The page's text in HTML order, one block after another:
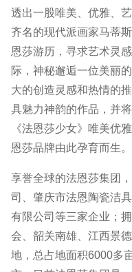
透出一股唯美、优雅、
齐名的现代派画家马蒂
恩莎游历，寻求艺术灵
际，神秘邂逅一位美丽
大的创造灵感和热情的
具魅力神韵的作品，并
《法恩莎少女》唯美优
恩莎品牌由此孕育而生。
享誉全球的法恩莎集团
司、肇庆市法恩陶瓷洁
有限公司等三家企业；
会、韶关南雄、江西景
地，总占地面积6000多